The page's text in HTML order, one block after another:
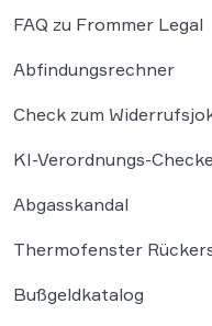
FAQ zu Frommer Legal
Abfindungsrechner
Check zum
KI-Verordnungs-
Abgasskandal
Thermofenster
Bußgeldkatalog